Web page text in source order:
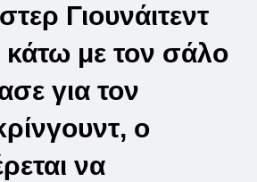
Γιουνάιτεντ
κάτω με τον σάλο
για τον
ο
να